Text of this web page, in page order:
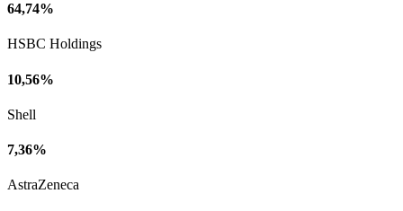
64,74%
HSBC Holdings
10,56%
Shell
7,36%
AstraZeneca